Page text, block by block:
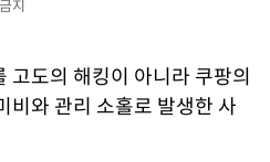
지
고도의 해킹이 아니라 쿠팡의
비와 관리 소홀로 발생한 사